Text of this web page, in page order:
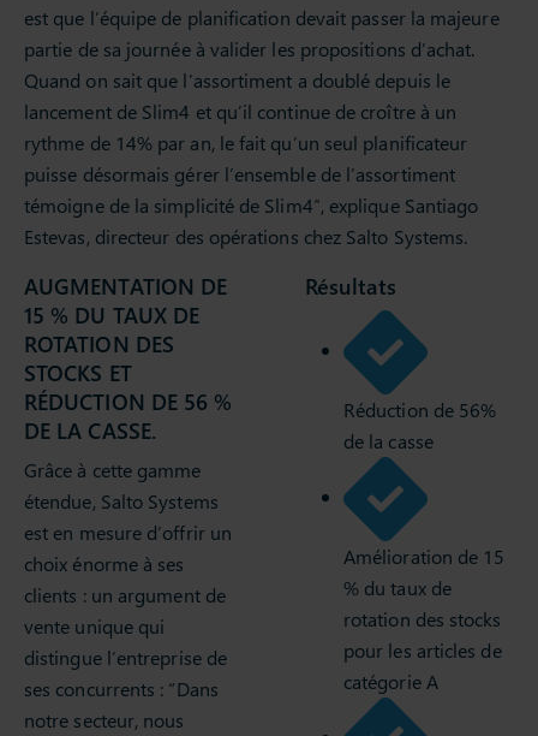
est que l’équipe de planification devait passer la majeure
partie de sa journée à valider les propositions d’achat.
Quand on sait que l’assortiment a doublé depuis le
lancement de Slim4 et qu’il continue de croître à un
rythme de 14% par an, le fait qu’un seul planificateur
puisse désormais gérer l’ensemble de l’assortiment
témoigne de la simplicité de Slim4″, explique Santiago
Estevas, directeur des opérations chez Salto Systems.
AUGMENTATION DE
15 % DU TAUX DE
ROTATION DES
STOCKS ET
RÉDUCTION DE 56 %
DE LA CASSE.
Grâce à cette gamme
étendue, Salto Systems
est en mesure d’offrir un
choix énorme à ses
clients : un argument de
vente unique qui
distingue l’entreprise de
ses concurrents : “Dans
notre secteur, nous
Résultats
Réduction de 56%
de la casse
Amélioration de 15
% du taux de
rotation des stocks
pour les articles de
catégorie A